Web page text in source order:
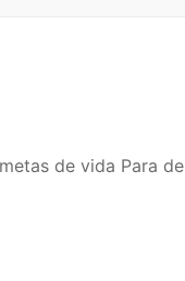
de vida Para de